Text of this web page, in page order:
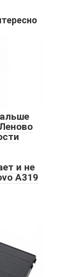
и не
A319